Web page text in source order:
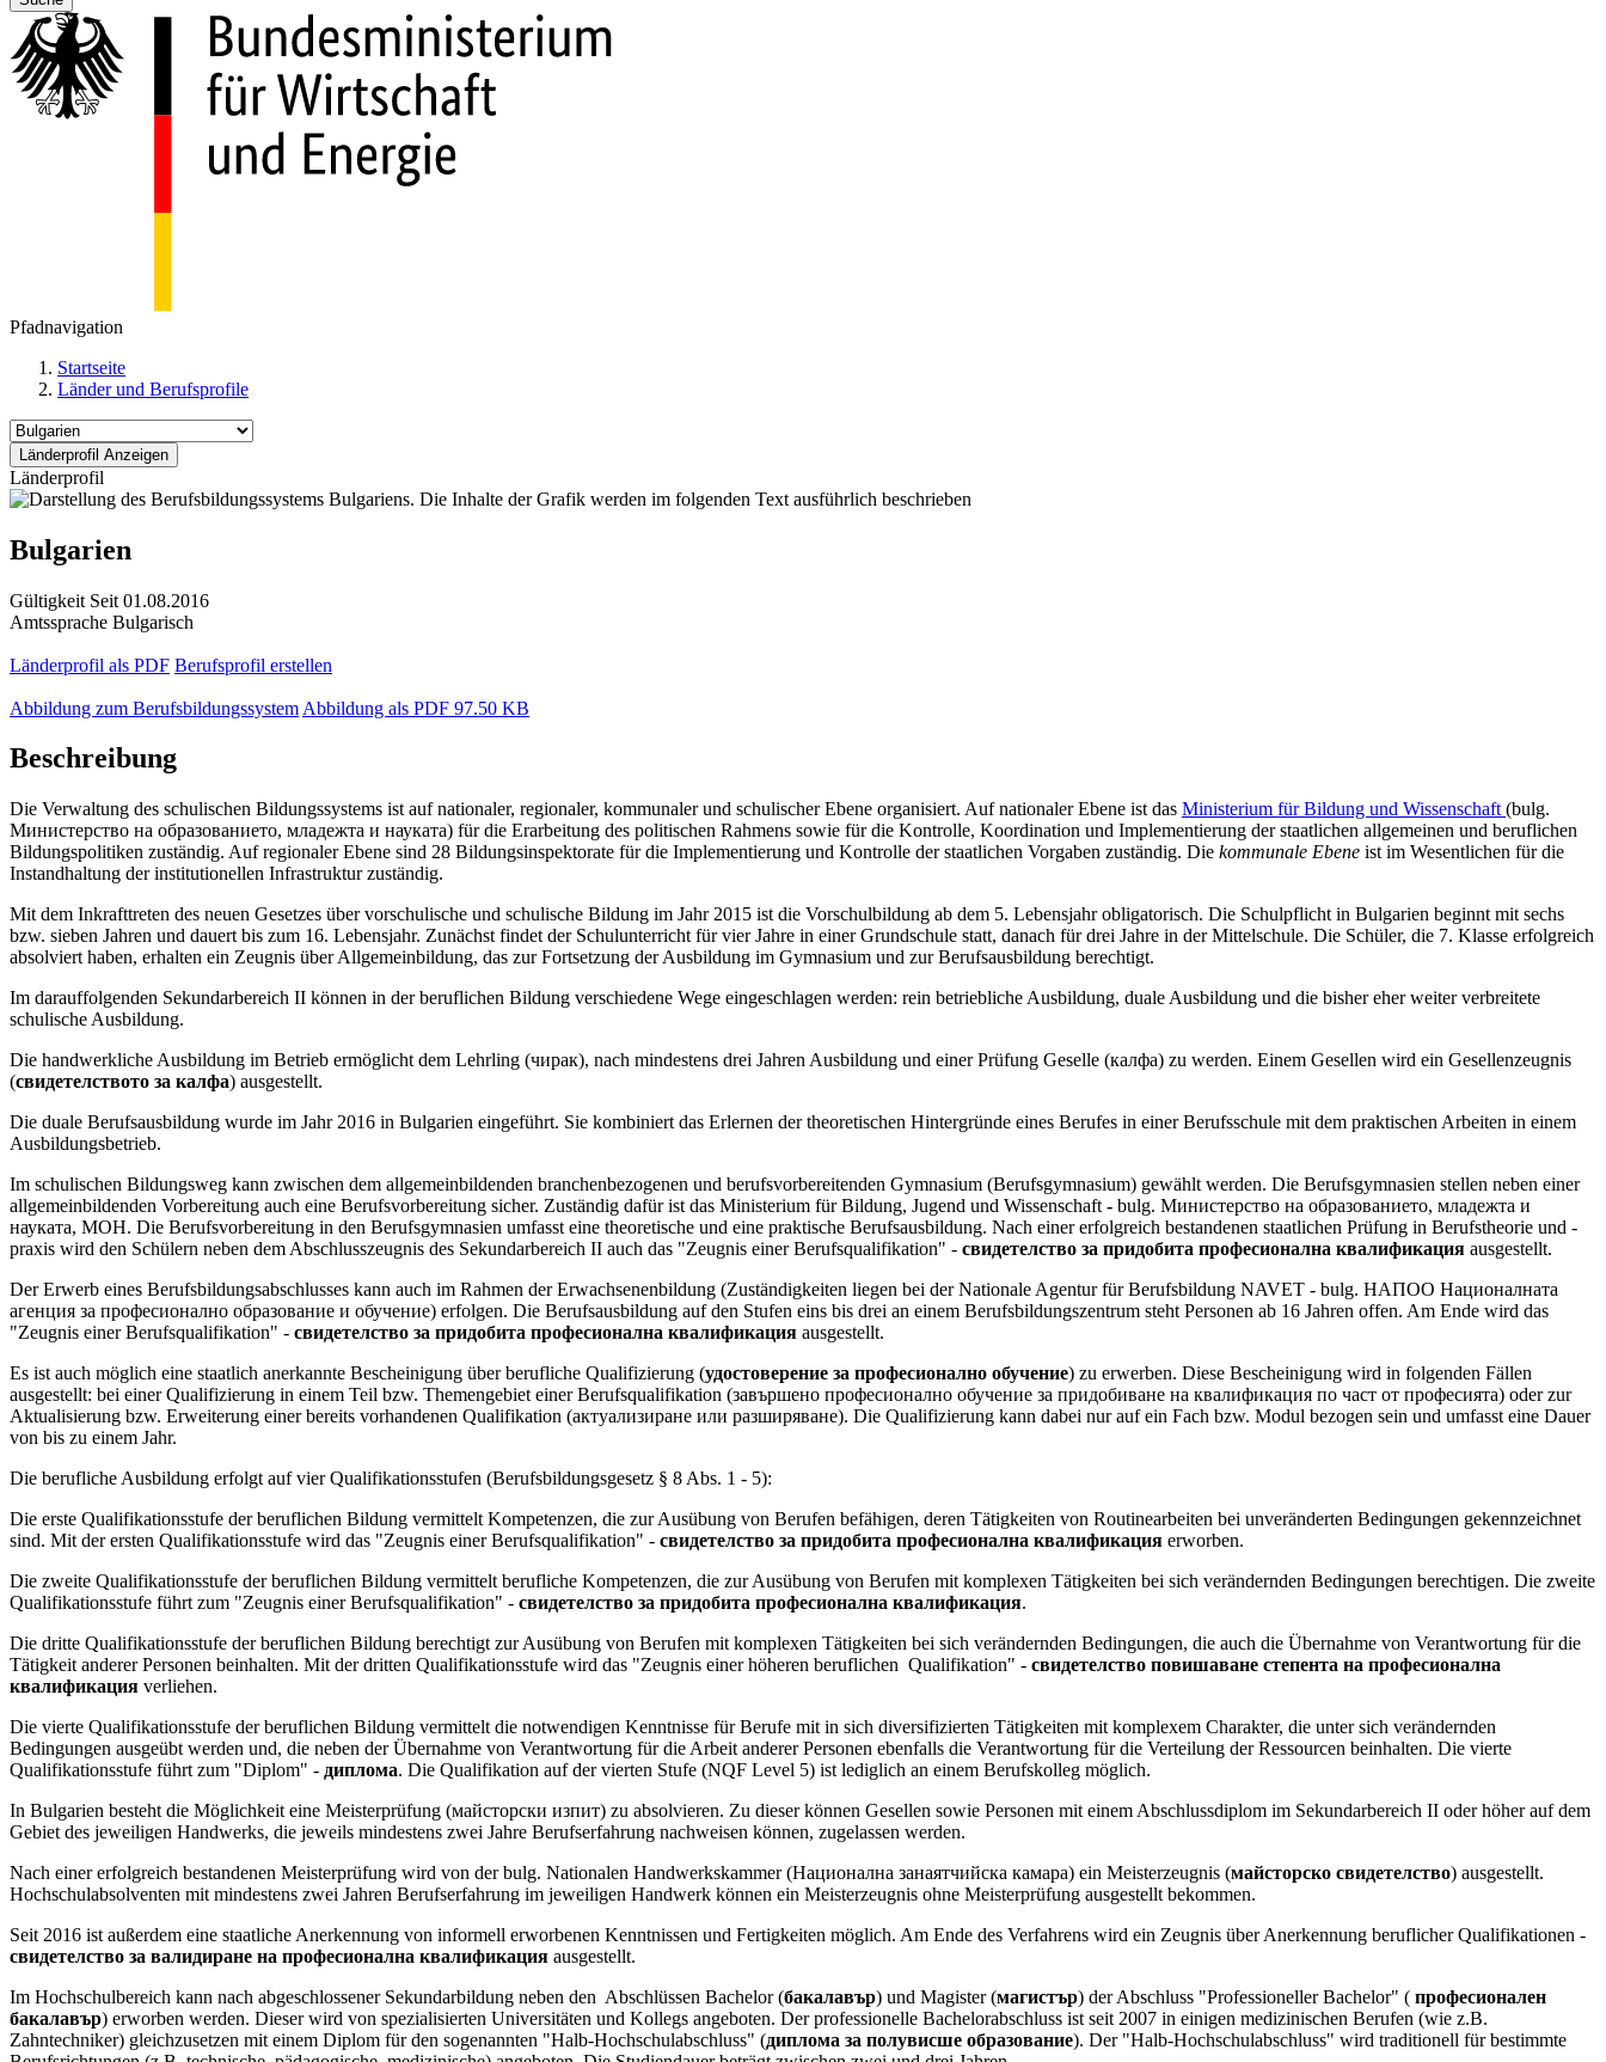
Pfadnavigation
Startseite
Länder und Berufsprofile
Länderprofil
Bulgarien
Gültigkeit Seit 01.08.2016
Amtssprache Bulgarisch
Länderprofil als PDF Berufsprofil erstellen
Abbildung zum Berufsbildungssystem Abbildung als PDF 97.50 KB
Beschreibung
Die Verwaltung des schulischen Bildungssystems ist auf nationaler, regionaler, kommunaler und schulischer Ebene organisiert. Auf nationaler Ebene ist das Ministerium für Bildung und Wissenschaft (bulg.
Министерство на образованието, младежта и науката) für die Erarbeitung des politischen Rahmens sowie für die Kontrolle, Koordination und Implementierung der staatlichen allgemeinen und beruflichen
Bildungspolitiken zuständig. Auf regionaler Ebene sind 28 Bildungsinspektorate für die Implementierung und Kontrolle der staatlichen Vorgaben zuständig. Die kommunale Ebene ist im Wesentlichen für die
Instandhaltung der institutionellen Infrastruktur zuständig.
Mit dem Inkrafttreten des neuen Gesetzes über vorschulische und schulische Bildung im Jahr 2015 ist die Vorschulbildung ab dem 5. Lebensjahr obligatorisch. Die Schulpflicht in Bulgarien beginnt mit sechs
bzw. sieben Jahren und dauert bis zum 16. Lebensjahr. Zunächst findet der Schulunterricht für vier Jahre in einer Grundschule statt, danach für drei Jahre in der Mittelschule. Die Schüler, die 7. Klasse erfolgreich
absolviert haben, erhalten ein Zeugnis über Allgemeinbildung, das zur Fortsetzung der Ausbildung im Gymnasium und zur Berufsausbildung berechtigt.
Im darauffolgenden Sekundarbereich II können in der beruflichen Bildung verschiedene Wege eingeschlagen werden: rein betriebliche Ausbildung, duale Ausbildung und die bisher eher weiter verbreitete
schulische Ausbildung.
Die handwerkliche Ausbildung im Betrieb ermöglicht dem Lehrling (чирак), nach mindestens drei Jahren Ausbildung und einer Prüfung Geselle (калфа) zu werden. Einem Gesellen wird ein Gesellenzeugnis
(свидетелството за калфа) ausgestellt.
Die duale Berufsausbildung wurde im Jahr 2016 in Bulgarien eingeführt. Sie kombiniert das Erlernen der theoretischen Hintergründe eines Berufes in einer Berufsschule mit dem praktischen Arbeiten in einem
Ausbildungsbetrieb.
Im schulischen Bildungsweg kann zwischen dem allgemeinbildenden branchenbezogenen und berufsvorbereitenden Gymnasium (Berufsgymnasium) gewählt werden. Die Berufsgymnasien stellen neben einer
allgemeinbildenden Vorbereitung auch eine Berufsvorbereitung sicher. Zuständig dafür ist das Ministerium für Bildung, Jugend und Wissenschaft - bulg. Министерство на образованието, младежта и
науката, MOH. Die Berufsvorbereitung in den Berufsgymnasien umfasst eine theoretische und eine praktische Berufsausbildung. Nach einer erfolgreich bestandenen staatlichen Prüfung in Berufstheorie und -
praxis wird den Schülern neben dem Abschlusszeugnis des Sekundarbereich II auch das "Zeugnis einer Berufsqualifikation" - свидетелство за придобита професионална квалификация ausgestellt.
Der Erwerb eines Berufsbildungsabschlusses kann auch im Rahmen der Erwachsenenbildung (Zuständigkeiten liegen bei der Nationale Agentur für Berufsbildung NAVET - bulg. НАПОО Националната
агенция за професионално образование и обучение) erfolgen. Die Berufsausbildung auf den Stufen eins bis drei an einem Berufsbildungszentrum steht Personen ab 16 Jahren offen. Am Ende wird das
"Zeugnis einer Berufsqualifikation" - свидетелство за придобита професионална квалификация ausgestellt.
Es ist auch möglich eine staatlich anerkannte Bescheinigung über berufliche Qualifizierung (удостоверение за професионално обучение) zu erwerben. Diese Bescheinigung wird in folgenden Fällen
ausgestellt: bei einer Qualifizierung in einem Teil bzw. Themengebiet einer Berufsqualifikation (завършено професионално обучение за придобиване на квалификация по част от професията) oder zur
Aktualisierung bzw. Erweiterung einer bereits vorhandenen Qualifikation (актуализиране или разширяване). Die Qualifizierung kann dabei nur auf ein Fach bzw. Modul bezogen sein und umfasst eine Dauer
von bis zu einem Jahr.
Die berufliche Ausbildung erfolgt auf vier Qualifikationsstufen (Berufsbildungsgesetz § 8 Abs. 1 - 5):
Die erste Qualifikationsstufe der beruflichen Bildung vermittelt Kompetenzen, die zur Ausübung von Berufen befähigen, deren Tätigkeiten von Routinearbeiten bei unveränderten Bedingungen gekennzeichnet
sind. Mit der ersten Qualifikationsstufe wird das "Zeugnis einer Berufsqualifikation" - свидетелство за придобита професионална квалификация erworben.
Die zweite Qualifikationsstufe der beruflichen Bildung vermittelt berufliche Kompetenzen, die zur Ausübung von Berufen mit komplexen Tätigkeiten bei sich verändernden Bedingungen berechtigen. Die zweite
Qualifikationsstufe führt zum "Zeugnis einer Berufsqualifikation" - свидетелство за придобита професионална квалификация.
Die dritte Qualifikationsstufe der beruflichen Bildung berechtigt zur Ausübung von Berufen mit komplexen Tätigkeiten bei sich verändernden Bedingungen, die auch die Übernahme von Verantwortung für die
Tätigkeit anderer Personen beinhalten. Mit der dritten Qualifikationsstufe wird das "Zeugnis einer höheren beruflichen Qualifikation" - свидетелство повишаване степента на професионална
квалификация verliehen.
Die vierte Qualifikationsstufe der beruflichen Bildung vermittelt die notwendigen Kenntnisse für Berufe mit in sich diversifizierten Tätigkeiten mit komplexem Charakter, die unter sich verändernden
Bedingungen ausgeübt werden und, die neben der Übernahme von Verantwortung für die Arbeit anderer Personen ebenfalls die Verantwortung für die Verteilung der Ressourcen beinhalten. Die vierte
Qualifikationsstufe führt zum "Diplom" - диплома. Die Qualifikation auf der vierten Stufe (NQF Level 5) ist lediglich an einem Berufskolleg möglich.
In Bulgarien besteht die Möglichkeit eine Meisterprüfung (майсторски изпит) zu absolvieren. Zu dieser können Gesellen sowie Personen mit einem Abschlussdiplom im Sekundarbereich II oder höher auf dem
Gebiet des jeweiligen Handwerks, die jeweils mindestens zwei Jahre Berufserfahrung nachweisen können, zugelassen werden.
Nach einer erfolgreich bestandenen Meisterprüfung wird von der bulg. Nationalen Handwerkskammer (Национална занаятчийска камара) ein Meisterzeugnis (майсторско свидетелство) ausgestellt.
Hochschulabsolventen mit mindestens zwei Jahren Berufserfahrung im jeweiligen Handwerk können ein Meisterzeugnis ohne Meisterprüfung ausgestellt bekommen.
Seit 2016 ist außerdem eine staatliche Anerkennung von informell erworbenen Kenntnissen und Fertigkeiten möglich. Am Ende des Verfahrens wird ein Zeugnis über Anerkennung beruflicher Qualifikationen -
свидетелство за валидиране на професионална квалификация ausgestellt.
Im Hochschulbereich kann nach abgeschlossener Sekundarbildung neben den Abschlüssen Bachelor (бакалавър) und Magister (магистър) der Abschluss "Professioneller Bachelor" ( професионален
бакалавър) erworben werden. Dieser wird von spezialisierten Universitäten und Kollegs angeboten. Der professionelle Bachelorabschluss ist seit 2007 in einigen medizinischen Berufen (wie z.B.
Zahntechniker) gleichzusetzen mit einem Diplom für den sogenannten "Halb-Hochschulabschluss" (диплома за полувисше образование). Der "Halb-Hochschulabschluss" wird traditionell für bestimmte